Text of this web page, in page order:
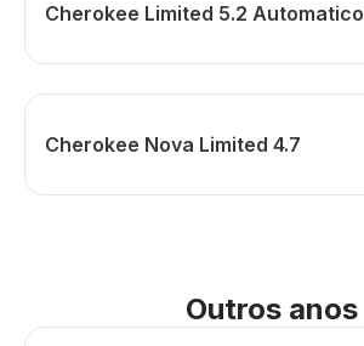
Cherokee Limited 5.2 Automatico
Cherokee Nova Limited 4.7
Outros anos